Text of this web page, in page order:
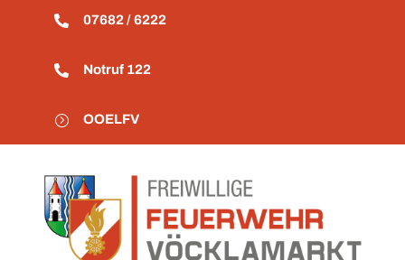
 07682 / 6222
 Notruf 122
= OOELFV